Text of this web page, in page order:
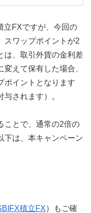
立FXですが、今回の
スワップポイントが2
は、取引外貨の金利差
えて保有した場合、
ポイントとなります
与されます）。
ことで、通常の2倍の
下は、本キャンペーン
積立FX）もご確